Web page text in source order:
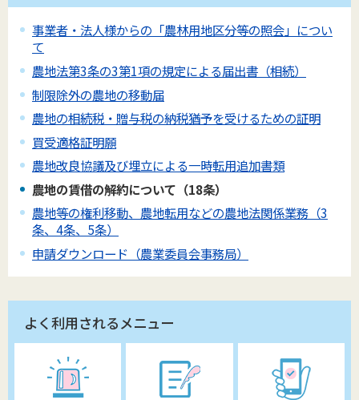
事業者・法人様からの「農林用地区分等の照会」につい
て
農地法第3条の3第1項の規定による届出書（相続）
制限除外の農地の移動届
農地の相続税・贈与税の納税猶予を受けるための証明
買受適格証明願
農地改良協議及び埋立による一時転用追加書類
農地の賃借の解約について（18条）
農地等の権利移動、農地転用などの農地法関係業務（3
条、4条、5条）
申請ダウンロード（農業委員会事務局）
よく利用されるメニュー